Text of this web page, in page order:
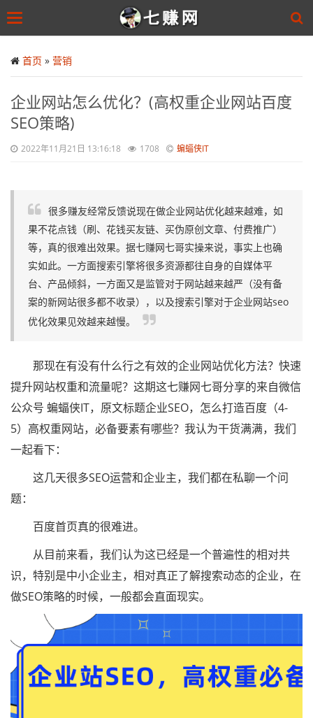
to
main
Toggle
首页 » 营销
企业网站怎么优化？(高权重企业网站百度
SEO策略)
2022年11月21日 13:16:18 1708 蝙蝠侠IT
很多赚友经常反馈说现在做企业网站优化越来越难，如
果不花点钱（刷、花钱买友链、买伪原创文章、付费推广）
等，真的很难出效果。据七赚网七哥实操来说，事实上也确
实如此。一方面搜索引擎将很多资源都往自身的自媒体平
台、产品倾斜，一方面又是监管对于网站越来越严（没有备
案的新网站很多都不收录），以及搜索引擎对于企业网站seo
优化效果见效越来越慢。
那现在有没有什么行之有效的企业网站优化方法？快速
提升网站权重和流量呢？这期这七赚网七哥分享的来自微信
公众号 蝙蝠侠IT，原文标题企业SEO，怎么打造百度（4-
5）高权重网站，必备要素有哪些？我认为干货满满，我们
一起看下：
这几天很多SEO运营和企业主，我们都在私聊一个问
题：
百度首页真的很难进。
从目前来看，我们认为这已经是一个普遍性的相对共
识，特别是中小企业主，相对真正了解搜索动态的企业，在
做SEO策略的时候，一般都会直面现实。